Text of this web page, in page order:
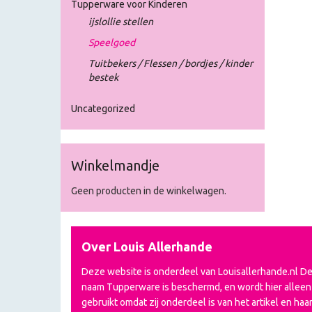
Tupperware voor Kinderen
ijslollie stellen
Speelgoed
Tuitbekers / Flessen / bordjes / kinder
bestek
Uncategorized
Winkelmandje
Geen producten in de winkelwagen.
Over Louis Allerhande
Deze website is onderdeel van Louisallerhande.nl De
naam Tupperware is beschermd, en wordt hier alleen
gebruikt omdat zij onderdeel is van het artikel en haar